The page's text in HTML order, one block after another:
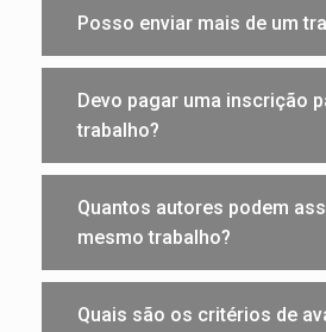
Posso enviar mais de um
Devo pagar uma inscrição
trabalho?
Quantos autores podem
mesmo trabalho?
Quais são os critérios de